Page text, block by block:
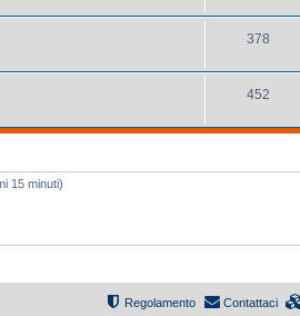
378
452
15 minuti)
Contattaci
Regolamento